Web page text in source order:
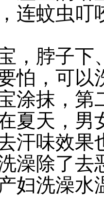
连蚊虫
脖子下
怕，可以
涂抹，第
天，男
汗味效果
澡除了去
妇洗澡水